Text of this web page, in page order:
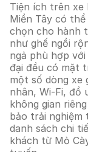
Tiện ích trên xe
Miền Tây có
chọn cho hành
như ghế ngồi
ngả phù hợp
đại đều có mặt
một số dòng xe
nhân, Wi-Fi, đồ
không gian
bảo trải nghiệm
danh sách chi
khách từ Mỏ